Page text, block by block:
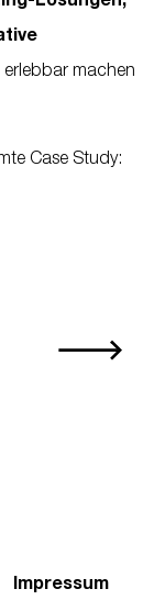
erlebbar machen
Case Study:
Impressum